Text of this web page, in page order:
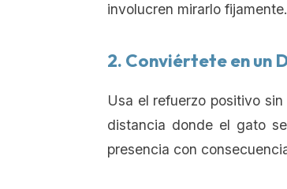
involucren mirarlo fijamente.
2. Conviértete en un
Usa el refuerzo positivo
distancia donde el gato
presencia con